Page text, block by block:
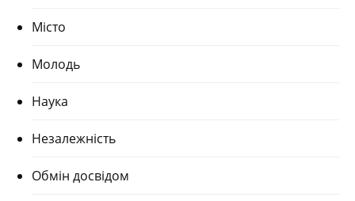
Місто
Молодь
Наука
Незалежність
Обмін досвідом